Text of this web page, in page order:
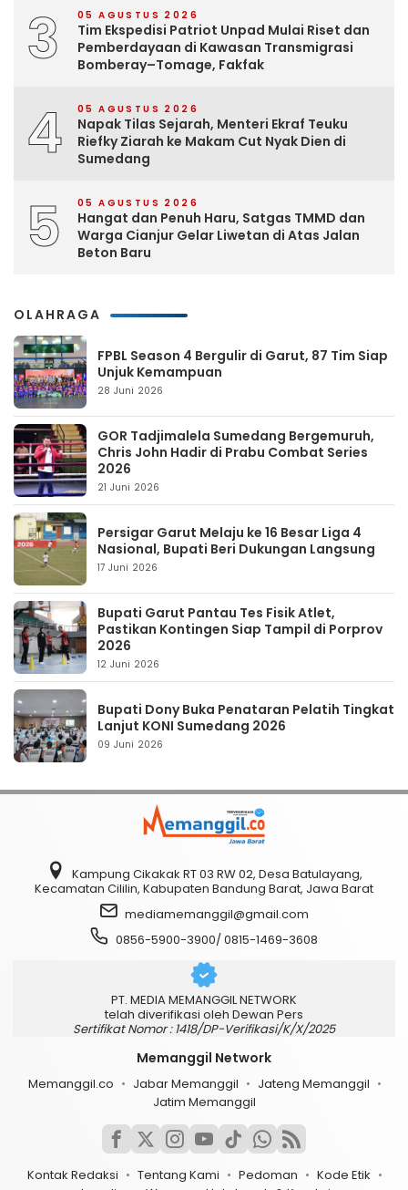
3 05 AGUSTUS 2026
Tim Ekspedisi Patriot Unpad Mulai Riset dan
Pemberdayaan di Kawasan Transmigrasi
Bomberay–Tomage, Fakfak
4 05 AGUSTUS 2026
Napak Tilas Sejarah, Menteri Ekraf Teuku
Riefky Ziarah ke Makam Cut Nyak Dien di
Sumedang
5 05 AGUSTUS 2026
Hangat dan Penuh Haru, Satgas TMMD dan
Warga Cianjur Gelar Liwetan di Atas Jalan
Beton Baru
OLAHRAGA
FPBL Season 4 Bergulir di Garut, 87 Tim Siap
Unjuk Kemampuan
28 Juni 2026
GOR Tadjimalela Sumedang Bergemuruh,
Chris John Hadir di Prabu Combat Series
2026
21 Juni 2026
Persigar Garut Melaju ke 16 Besar Liga 4
Nasional, Bupati Beri Dukungan Langsung
17 Juni 2026
Bupati Garut Pantau Tes Fisik Atlet,
Pastikan Kontingen Siap Tampil di Porprov
2026
12 Juni 2026
Bupati Dony Buka Penataran Pelatih Tingkat
Lanjut KONI Sumedang 2026
09 Juni 2026
Kampung Cikakak RT 03 RW 02, Desa Batulayang,
Kecamatan Cililin, Kabupaten Bandung Barat, Jawa Barat
mediamemanggil@gmail.com
0856-5900-3900/ 0815-1469-3608
PT. MEDIA MEMANGGIL NETWORK
telah diverifikasi oleh Dewan Pers
Sertifikat Nomor : 1418/DP-Verifikasi/K/X/2025
Memanggil Network
Memanggil.co Jabar Memanggil
Jateng Memanggil
Jatim Memanggil
Kontak Redaksi Tentang Kami Pedoman
Kode Etik